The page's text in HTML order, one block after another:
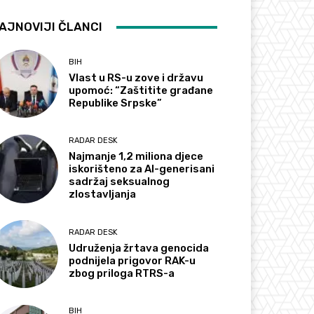
ČLANCI
BIH
Vlast u RS-u zove i državu
upomoć: “Zaštitite građane
Republike Srpske”
RADAR DESK
Najmanje 1,2 miliona djece
iskorišteno za AI-generisani
sadržaj seksualnog
zlostavljanja
RADAR DESK
Udruženja žrtava genocida
podnijela prigovor RAK-u
zbog priloga RTRS-a
BIH